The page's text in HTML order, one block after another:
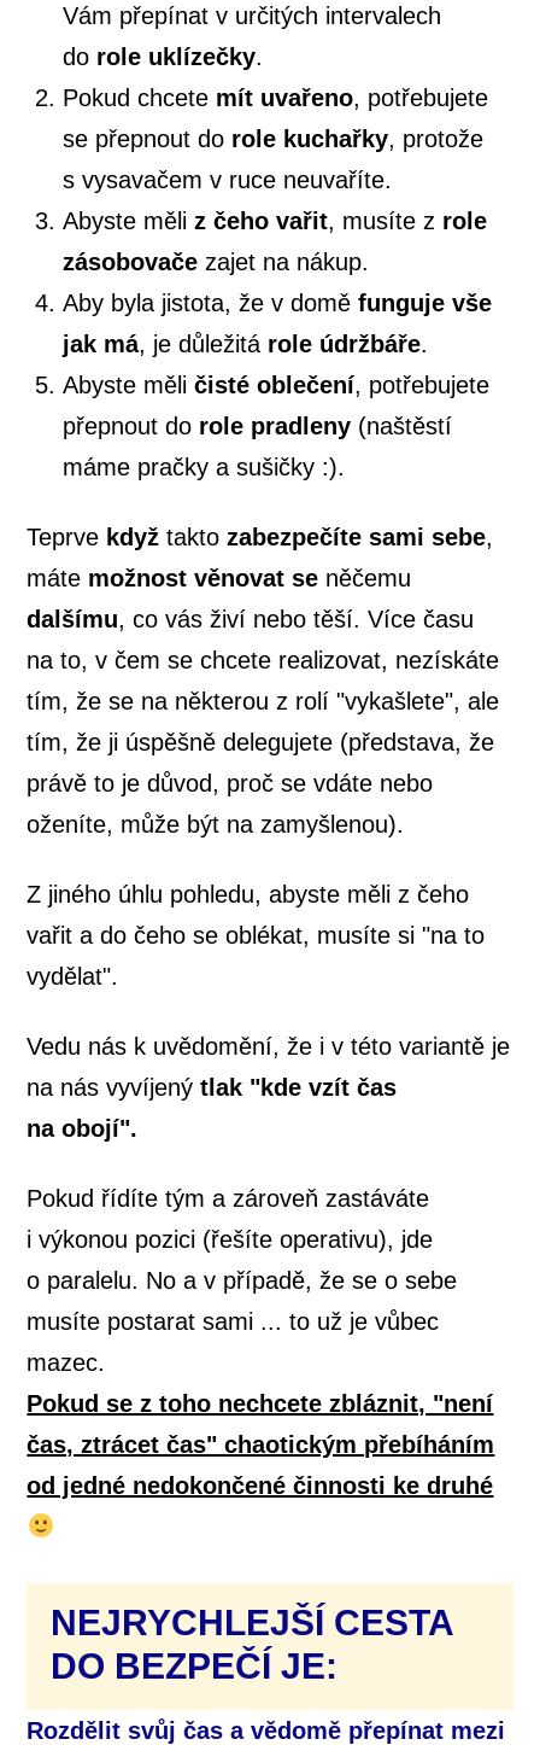
Vám přepínat v určitých intervalech
do role uklízečky.
Pokud chcete mít uvařeno, potřebujete
se přepnout do role kuchařky, protože
s vysavačem v ruce neuvaříte.
Abyste měliz čeho vařit, musíte z role
zásobovače zajet na nákup.
Aby byla jistota, že v doměfunguje vše
jak má, je důležitá role údržbáře.
Abyste měličisté oblečení, potřebujete
přepnout do role pradleny (naštěstí
máme pračky a sušičky :).
Teprve když taktozabezpečíte sami sebe,
máte možnost věnovat se něčemu
dalšímu, co vás živí nebo těší. Více času
na to, v čem se chcete realizovat, nezískáte
tím, že se na některou z rolí "vykašlete", ale
tím, že ji úspěšně delegujete (představa, že
právě to je důvod, proč se vdáte nebo
oženíte, může být na zamyšlenou).
Z jiného úhlu pohledu, abyste měli z čeho
vařit a do čeho se oblékat, musíte si "na to
vydělat".
Vedu nás k uvědomění, že i v této variantě je
na nás vyvíjenýtlak "kde vzít čas
na obojí".
Pokud řídíte tým a zároveň zastáváte
i výkonou pozici (řešíte operativu), jde
o paralelu. No a v případě, že se o sebe
musíte postarat sami ... to už je vůbec
mazec.
Pokud se z toho nechcete zbláznit, "není
čas, ztrácet čas" chaotickým přebíháním
od jedné nedokončené činnosti ke druhé
NEJRYCHLEJŠÍ CESTA
DO BEZPEČÍ JE:
Rozdělit svůj čas a vědomě přepínat mezi